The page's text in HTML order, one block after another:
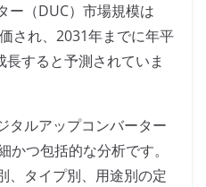
ー（DUC）市場規模は
され、2031年までに年平
すると予測されていま
タルアップコンバーター
かつ包括的な分析です。
、タイプ別、用途別の定